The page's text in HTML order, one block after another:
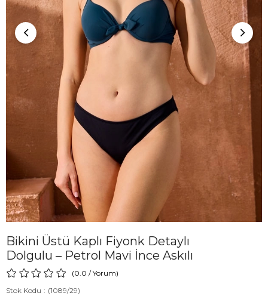
Bikini Üstü Kaplı Fiyonk Detaylı
Dolgulu – Petrol Mavi İnce Askılı
0.0 /Yorum)
Stok Kodu
(1089/29)